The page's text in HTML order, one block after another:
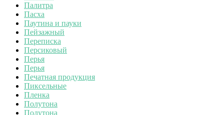
Палитра
Пасха
Паутина и пауки
Пейзажный
Переписка
Персиковый
Перья
Перья
Печатная продукция
Пиксельные
Пленка
Полутона
Полутона